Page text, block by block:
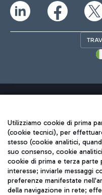
Aeroporti di Roma S.p.A. -
coordinamento di Mundys
Codice fiscale e Registro
IVA 06572251004
Capitale sociale
Sede legale: Via Pier Paolo
Utilizziamo cookie di prima
(cookie tecnici), per
stesso (cookie analitici,
suo consenso, cookie
cookie di prima e terza
interesse; inviarle messaggi
preferenze manifestate
della navigazione in rete;